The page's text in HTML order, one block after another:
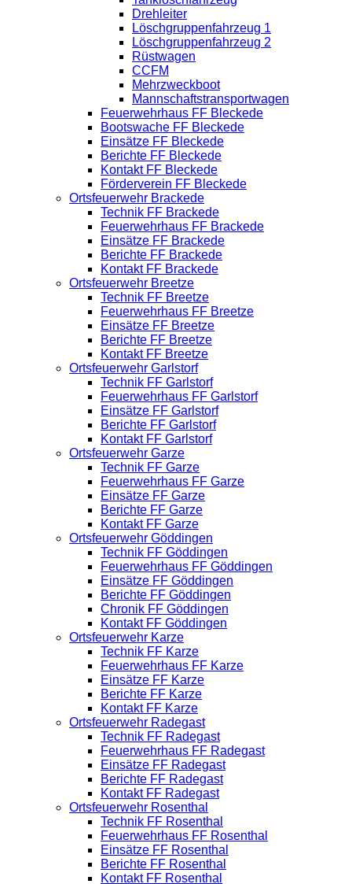
Drehleiter
Löschgruppenfahrzeug 1
Löschgruppenfahrzeug 2
Rüstwagen
CCFM
Mehrzweckboot
Mannschaftstransportwagen
Feuerwehrhaus FF Bleckede
Bootswache FF Bleckede
Einsätze FF Bleckede
Berichte FF Bleckede
Kontakt FF Bleckede
Förderverein FF Bleckede
Ortsfeuerwehr Brackede
Technik FF Brackede
Feuerwehrhaus FF Brackede
Einsätze FF Brackede
Berichte FF Brackede
Kontakt FF Brackede
Ortsfeuerwehr Breetze
Technik FF Breetze
Feuerwehrhaus FF Breetze
Einsätze FF Breetze
Berichte FF Breetze
Kontakt FF Breetze
Ortsfeuerwehr Garlstorf
Technik FF Garlstorf
Feuerwehrhaus FF Garlstorf
Einsätze FF Garlstorf
Berichte FF Garlstorf
Kontakt FF Garlstorf
Ortsfeuerwehr Garze
Technik FF Garze
Feuerwehrhaus FF Garze
Einsätze FF Garze
Berichte FF Garze
Kontakt FF Garze
Ortsfeuerwehr Göddingen
Technik FF Göddingen
Feuerwehrhaus FF Göddingen
Einsätze FF Göddingen
Berichte FF Göddingen
Chronik FF Göddingen
Kontakt FF Göddingen
Ortsfeuerwehr Karze
Technik FF Karze
Feuerwehrhaus FF Karze
Einsätze FF Karze
Berichte FF Karze
Kontakt FF Karze
Ortsfeuerwehr Radegast
Technik FF Radegast
Feuerwehrhaus FF Radegast
Einsätze FF Radegast
Berichte FF Radegast
Kontakt FF Radegast
Ortsfeuerwehr Rosenthal
Technik FF Rosenthal
Feuerwehrhaus FF Rosenthal
Einsätze FF Rosenthal
Berichte FF Rosenthal
Kontakt FF Rosenthal